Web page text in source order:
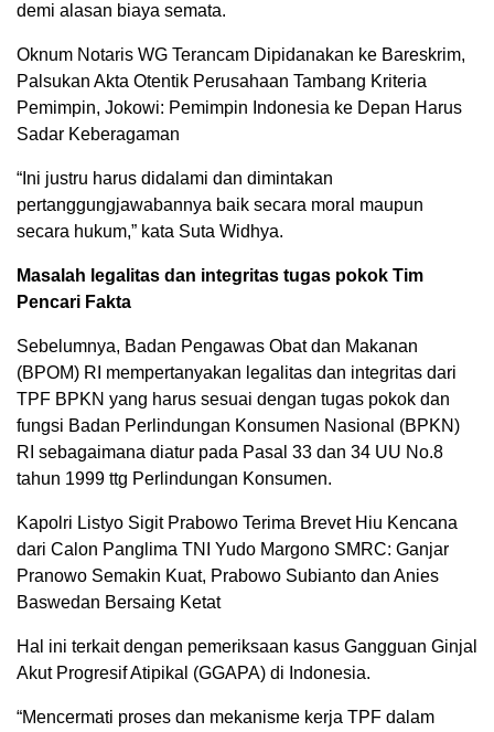
demi alasan biaya semata.
Oknum Notaris WG Terancam Dipidanakan ke Bareskrim,
Palsukan Akta Otentik Perusahaan Tambang Kriteria
Pemimpin, Jokowi: Pemimpin Indonesia ke Depan Harus
Sadar Keberagaman
“Ini justru harus didalami dan dimintakan
pertanggungjawabannya baik secara moral maupun
secara hukum,” kata Suta Widhya.
Masalah legalitas dan integritas tugas pokok Tim
Pencari Fakta
Sebelumnya, Badan Pengawas Obat dan Makanan
(BPOM) RI mempertanyakan legalitas dan integritas dari
TPF BPKN yang harus sesuai dengan tugas pokok dan
fungsi Badan Perlindungan Konsumen Nasional (BPKN)
RI sebagaimana diatur pada Pasal 33 dan 34 UU No.8
tahun 1999 ttg Perlindungan Konsumen.
Kapolri Listyo Sigit Prabowo Terima Brevet Hiu Kencana
dari Calon Panglima TNI Yudo Margono SMRC: Ganjar
Pranowo Semakin Kuat, Prabowo Subianto dan Anies
Baswedan Bersaing Ketat
Hal ini terkait dengan pemeriksaan kasus Gangguan Ginjal
Akut Progresif Atipikal (GGAPA) di Indonesia.
“Mencermati proses dan mekanisme kerja TPF dalam